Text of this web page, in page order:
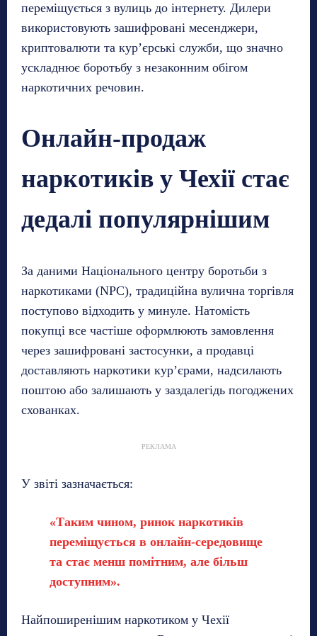
переміщується з вулиць до інтернету. Дилери
використовують зашифровані месенджери,
криптовалюти та кур’єрські служби, що значно
ускладнює боротьбу з незаконним обігом
наркотичних речовин.
Онлайн-продаж
наркотиків у Чехії стає
дедалі популярнішим
За даними Національного центру боротьби з
наркотиками (NPC), традиційна вулична торгівля
поступово відходить у минуле. Натомість
покупці все частіше оформлюють замовлення
через зашифровані застосунки, а продавці
доставляють наркотики кур’єрами, надсилають
поштою або залишають у заздалегідь погоджених
схованках.
РЕКЛАМА
У звіті зазначається:
«Таким чином, ринок наркотиків
переміщується в онлайн-середовище
та стає менш помітним, але більш
доступним».
Найпоширенішим наркотиком у Чехії